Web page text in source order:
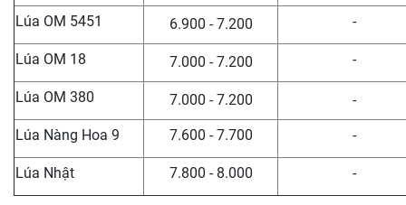
Lúa OM 5451 6.900 - 7.200 -
Lúa OM 18 7.000 - 7.200 -
Lúa OM 380 7.000 - 7.200 -
Lúa Nàng Hoa 9 7.600 - 7.700 -
Lúa Nhật 7.800 - 8.000 -